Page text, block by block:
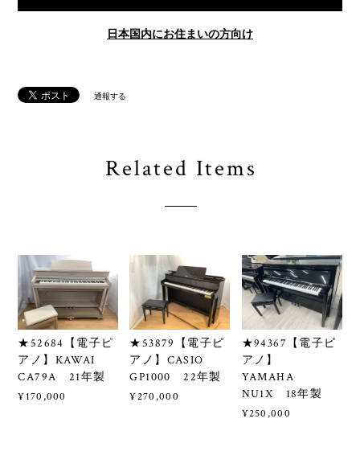
日本国内にお住まいの方向け
通報する
Related Items
★52684【電子ピ
アノ】KAWAI
CA79A 21年製
¥170,000
★53879【電子ピ
アノ】CASIO
GP1000 22年製
¥270,000
★94367【電子ピ
アノ】
YAMAHA
NU1X 18年製
¥250,000